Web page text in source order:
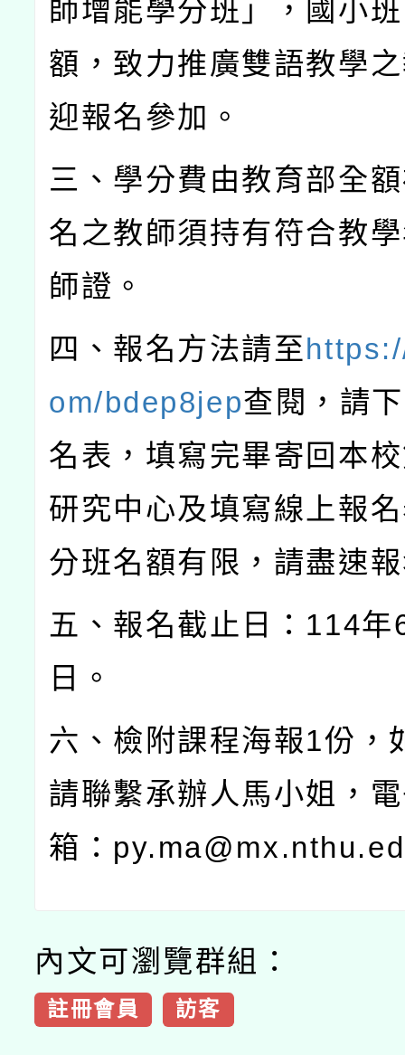
師增能學分班」，國小
額，致力推廣雙語教學
迎報名參加。
三、學分費由教育部全
名之教師須持有符合教
師證。
四、報名方法請至
om/bdep8jep查閱，請
名表，填寫完畢寄回本
研究中心及填寫線上報
分班名額有限，請盡速
五、報名截止日： 114年
日。
六、檢附課程海報1份，
請聯繫承辦人馬小姐，
箱：
內文可瀏覽群組：
註冊會員 訪客